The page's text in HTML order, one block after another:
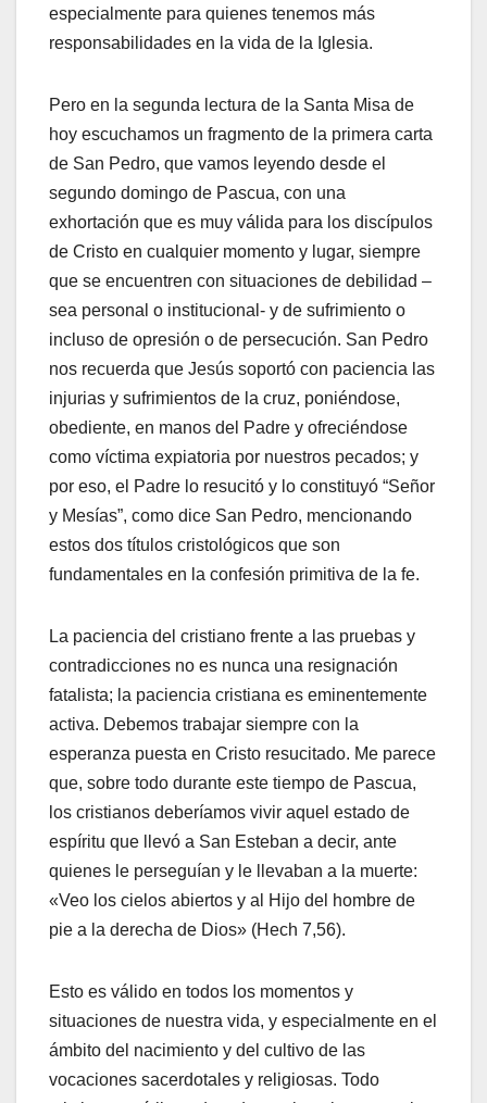
especialmente para quienes tenemos más
responsabilidades en la vida de la Iglesia.
Pero en la segunda lectura de la Santa Misa de
hoy escuchamos un fragmento de la primera carta
de San Pedro, que vamos leyendo desde el
segundo domingo de Pascua, con una
exhortación que es muy válida para los discípulos
de Cristo en cualquier momento y lugar, siempre
que se encuentren con situaciones de debilidad –
sea ​​personal o institucional- y de sufrimiento o
incluso de opresión o de persecución. San Pedro
nos recuerda que Jesús soportó con paciencia las
injurias y sufrimientos de la cruz, poniéndose,
obediente, en manos del Padre y ofreciéndose
como víctima expiatoria por nuestros pecados; y
por eso, el Padre lo resucitó y lo constituyó “Señor
y Mesías”, como dice San Pedro, mencionando
estos dos títulos cristológicos que son
fundamentales en la confesión primitiva de la fe.
La paciencia del cristiano frente a las pruebas y
contradicciones no es nunca una resignación
fatalista; la paciencia cristiana es eminentemente
activa. Debemos trabajar siempre con la
esperanza puesta en Cristo resucitado. Me parece
que, sobre todo durante este tiempo de Pascua,
los cristianos deberíamos vivir aquel estado de
espíritu que llevó a San Esteban a decir, ante
quienes le perseguían y le llevaban a la muerte:
«Veo los cielos abiertos y al Hijo del hombre de
pie a la derecha de Dios» (Hech 7,56).
Esto es válido en todos los momentos y
situaciones de nuestra vida, y especialmente en el
ámbito del nacimiento y del cultivo de las
vocaciones sacerdotales y religiosas. Todo